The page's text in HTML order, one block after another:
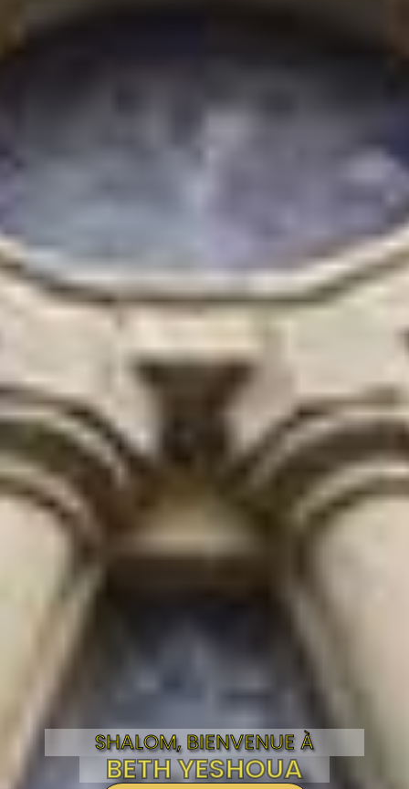
SHALOM, BIENVENUE À
BETH YESHOUA